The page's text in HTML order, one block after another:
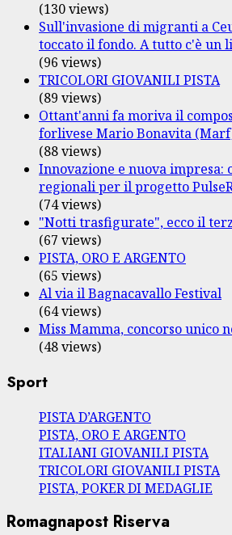
(130 views)
Sull'invasione di migranti a
toccato il fondo. A tutto c'è un
(96 views)
TRICOLORI GIOVANILI PISTA
(89 views)
Ottant'anni fa moriva il
forlivese Mario Bonavita
(88 views)
Innovazione e nuova impresa:
regionali per il progetto
(74 views)
"Notti trasfigurate", ecco il
(67 views)
PISTA, ORO E ARGENTO
(65 views)
Al via il Bagnacavallo Festival
(64 views)
Miss Mamma, concorso unico
(48 views)
Sport
PISTA D’ARGENTO
PISTA, ORO E ARGENTO
ITALIANI GIOVANILI PISTA
TRICOLORI GIOVANILI PISTA
PISTA, POKER DI MEDAGLIE
Romagnapost Riserva